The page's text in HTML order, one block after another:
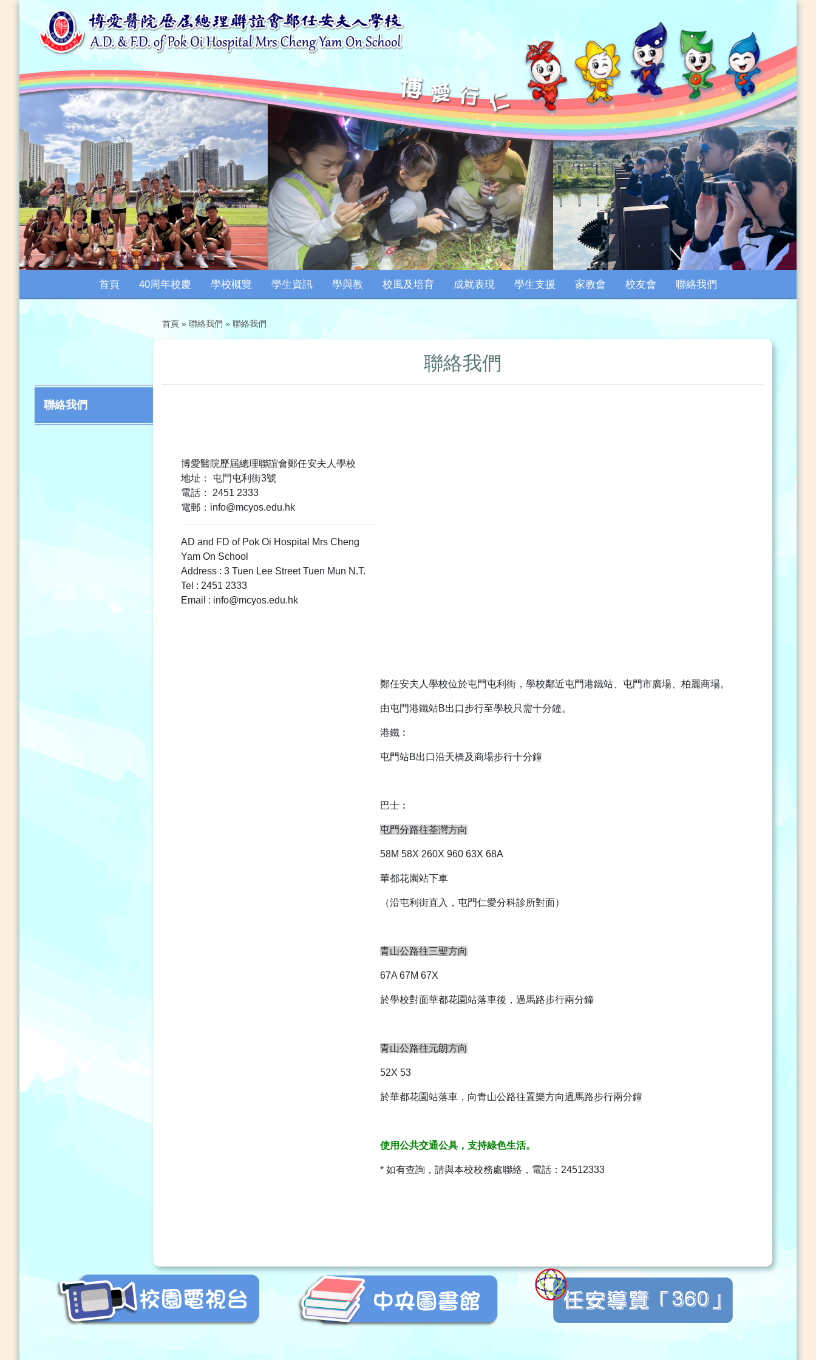
首頁 40周年校慶 學校概覽 學生資訊 學與教 校風及培育 成就表現 學生支援 家教會 校友會 聯絡我們
聯絡我們
首頁 » 聯絡我們 » 聯絡我們
聯絡我們
博愛醫院歷屆總理聯誼會鄭任安夫人學校
地址： 屯門屯利街3號
電話： 2451 2333
電郵：info@mcyos.edu.hk
AD and FD of Pok Oi Hospital Mrs Cheng
Yam On School
Address : 3 Tuen Lee Street Tuen Mun N.T.
Tel : 2451 2333
Email : info@mcyos.edu.hk
鄭任安夫人學校位於屯門屯利街，學校鄰近屯門港鐵站、屯門市廣場、柏麗商場。
由屯門港鐵站B出口步行至學校只需十分鐘。
港鐵︰
屯門站B出口沿天橋及商場步行十分鐘
巴士︰
屯門分路往荃灣方向
58M 58X 260X 960 63X 68A
華都花園站下車
（沿屯利街直入，屯門仁愛分科診所對面）
青山公路往三聖方向
67A 67M 67X
於學校對面華都花園站落車後，過馬路步行兩分鐘
青山公路往元朗方向
52X 53
於華都花園站落車，向青山公路往置樂方向過馬路步行兩分鐘
使用公共交通公具，支持綠色生活。
* 如有查詢，請與本校校務處聯絡，電話：24512333